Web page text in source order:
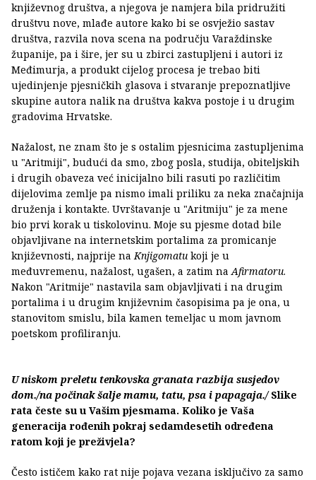
književnog društva, a njegova je namjera bila pridružiti
društvu nove, mlađe autore kako bi se osvježio sastav
društva, razvila nova scena na području Varaždinske
županije, pa i šire, jer su u zbirci zastupljeni i autori iz
Međimurja, a produkt cijelog procesa je trebao biti
ujedinjenje pjesničkih glasova i stvaranje prepoznatljive
skupine autora nalik na društva kakva postoje i u drugim
gradovima Hrvatske.
Nažalost, ne znam što je s ostalim pjesnicima zastupljenima
u "Aritmiji", budući da smo, zbog posla, studija, obiteljskih
i drugih obaveza već inicijalno bili rasuti po različitim
dijelovima zemlje pa nismo imali priliku za neka značajnija
druženja i kontakte. Uvrštavanje u "Aritmiju" je za mene
bio prvi korak u tiskolovinu. Moje su pjesme dotad bile
objavljivane na internetskim portalima za promicanje
književnosti, najprije naKnjigomatu koji je u
međuvremenu, nažalost, ugašen, a zatim naAfirmatoru.
Nakon "Aritmije" nastavila sam objavljivati i na drugim
portalima i u drugim književnim časopisima pa je ona, u
stanovitom smislu, bila kamen temeljac u mom javnom
poetskom profiliranju.
U niskom preletu tenkovska granata razbija susjedov
dom./na počinak šalje mamu, tatu, psa i papagaja./Slike
rata česte su u Vašim pjesmama. Koliko je Vaša
generacija rođenih pokraj sedamdesetih određena
ratom koji je preživjela?
Često ističem kako rat nije pojava vezana isključivo za samo